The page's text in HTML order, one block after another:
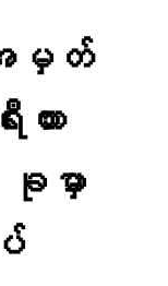
မှတ်
ား
မှာ